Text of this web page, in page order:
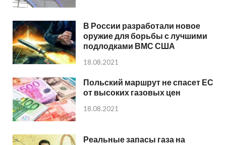
В России разработали новое
оружие для борьбы с лучшими
подлодками ВМС США
18.08.2021
Польский маршрут не спасет ЕС
от высоких газовых цен
18.08.2021
Реальные запасы газа на